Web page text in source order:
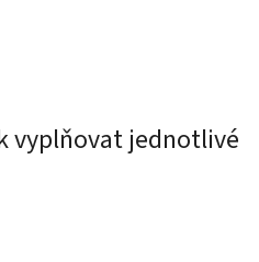
vyplňovat jednotlivé